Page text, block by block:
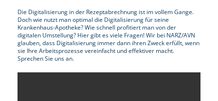
Die Digitalisierung in der Rezeptabrechnung ist im vollem Gange.
Doch wie nutzt man optimal die Digitalisierung für seine
Krankenhaus-Apotheke? Wie schnell profitiert man von der
digitalen Umstellung? Hier gibt es viele Fragen! Wir bei NARZ/AVN
glauben, dass Digitalisierung immer dann ihren Zweck erfüllt, wenn
sie Ihre Arbeitsprozesse vereinfacht und effektiver macht.
Sprechen Sie uns an.